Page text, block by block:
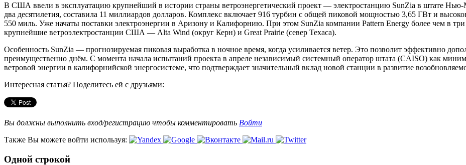
В США ввели в эксплуатацию крупнейший в истории страны ветроэнергетический проект — электростанцию SunZia в штате
два десятилетия, составила 11 миллиардов долларов. Комплекс включает 916 турбин с общей пиковой мощностью 3,65 ГВт и
550 миль. Уже начаты поставки электроэнергии в Аризону и Калифорнию. При этом SunZia компании Pattern Energy более чем в
крупнейшие ветроэлектростанции США — Alta Wind (округ Керн) и Great Prairie (север Техаса).
Особенность SunZia — прогнозируемая пиковая выработка в ночное время, когда усиливается ветер. Это позволит эффективно
преимущественно днём. С момента начала испытаний проекта в апреле независимый системный оператор штата (CAISO) как
ветровой энергии в калифорнийской энергосистеме, что подтверждает значительный вклад новой станции в развитие
Интересная статья? Поделитесь ей с друзьями:
Вы должны выполнить вход/регистрацию чтобы комментировать Войти
Также Вы можете войти используя:
Одной строкой